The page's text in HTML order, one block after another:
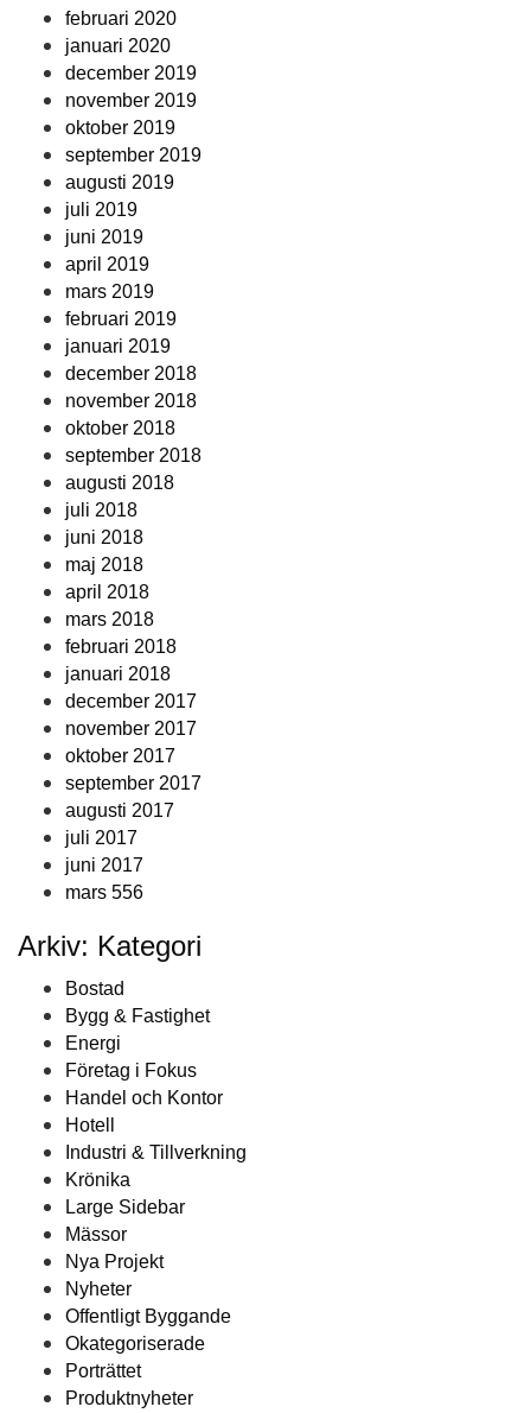
februari 2020
januari 2020
december 2019
november 2019
oktober 2019
september 2019
augusti 2019
juli 2019
juni 2019
april 2019
mars 2019
februari 2019
januari 2019
december 2018
november 2018
oktober 2018
september 2018
augusti 2018
juli 2018
juni 2018
maj 2018
april 2018
mars 2018
februari 2018
januari 2018
december 2017
november 2017
oktober 2017
september 2017
augusti 2017
juli 2017
juni 2017
mars 556
Arkiv: Kategori
Bostad
Bygg & Fastighet
Energi
Företag i Fokus
Handel och Kontor
Hotell
Industri & Tillverkning
Krönika
Large Sidebar
Mässor
Nya Projekt
Nyheter
Offentligt Byggande
Okategoriserade
Porträttet
Produktnyheter